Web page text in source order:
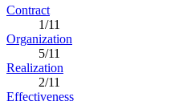
Contract
1/11
Organization
5/11
Realization
2/11
Effectiveness